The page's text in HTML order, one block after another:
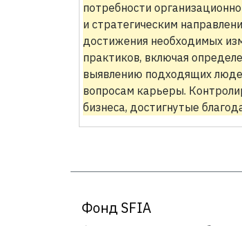
потребности
и стратегическим
достижения необходимых
практиков, включая
выявлению подходящих
вопросам карьеры.
бизнеса, достигнутые
Фонд SFIA